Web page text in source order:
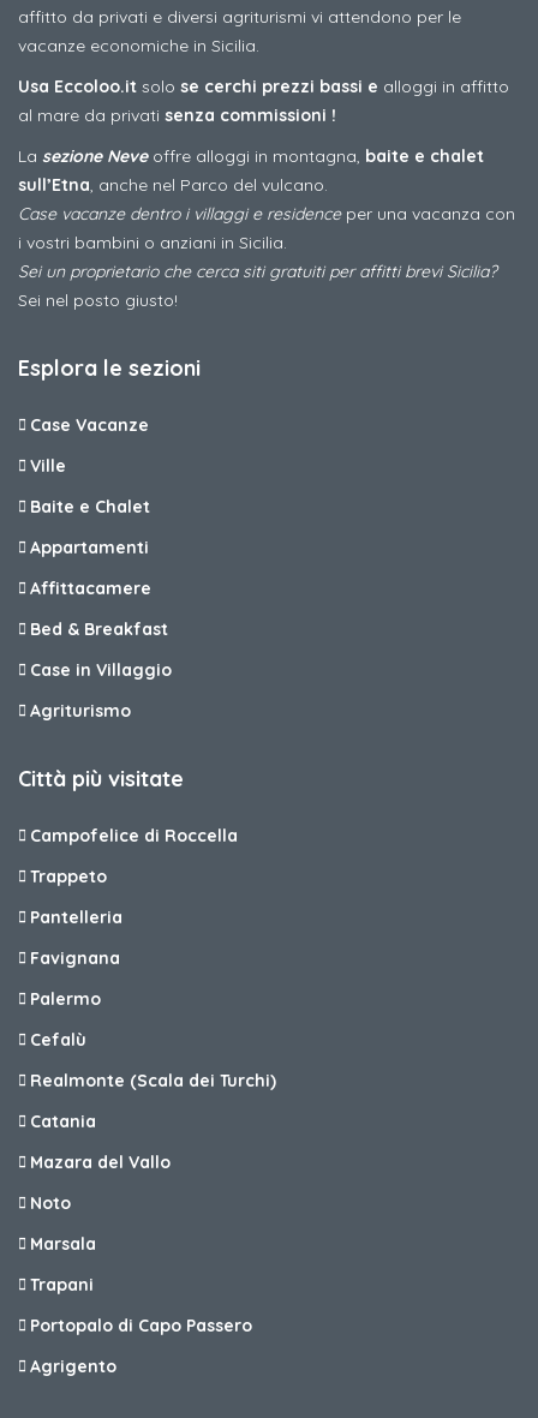
affitto da privati e diversi agriturismi vi attendono per le
vacanze economiche in Sicilia.
Usa Eccoloo.it solo se cerchi prezzi bassi e alloggi in affitto
al mare da privati senza commissioni !
La sezione Neveoffre alloggi in montagna, baite e chalet
sull’Etna, anche nel Parco del vulcano.
Case vacanze dentro i villaggi e residenceper una vacanza con
i vostri bambini o anziani in Sicilia.
Sei un proprietario che cerca siti gratuiti per affitti brevi Sicilia?
Sei nel posto giusto!
Esplora le sezioni
Case Vacanze
Ville
Baite e Chalet
Appartamenti
Affittacamere
Bed & Breakfast
Case in Villaggio
Agriturismo
Città più visitate
Campofelice di Roccella
Trappeto
Pantelleria
Favignana
Palermo
Cefalù
Realmonte (Scala dei Turchi)
Catania
Mazara del Vallo
Noto
Marsala
Trapani
Portopalo di Capo Passero
Agrigento